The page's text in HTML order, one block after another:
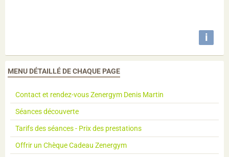
i
MENU DÉTAILLÉ DE CHAQUE PAGE
Contact et rendez-vous Zenergym Denis Martin
Séances découverte
Tarifs des séances - Prix des prestations
Offrir un Chèque Cadeau Zenergym